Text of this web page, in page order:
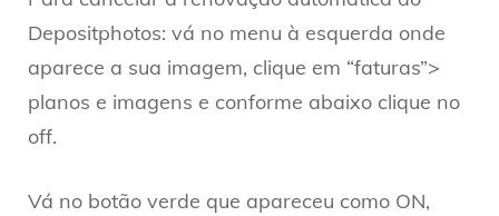
Depositphotos: vá no menu à esquerda onde
aparece a sua imagem, clique em “faturas”>
planos e imagens e conforme abaixo clique no
off.
Vá no botão verde que apareceu como ON,